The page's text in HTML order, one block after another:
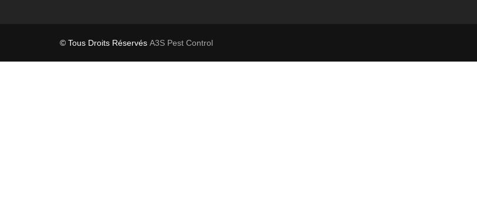
© Tous Droits Réservés A3S Pest Control